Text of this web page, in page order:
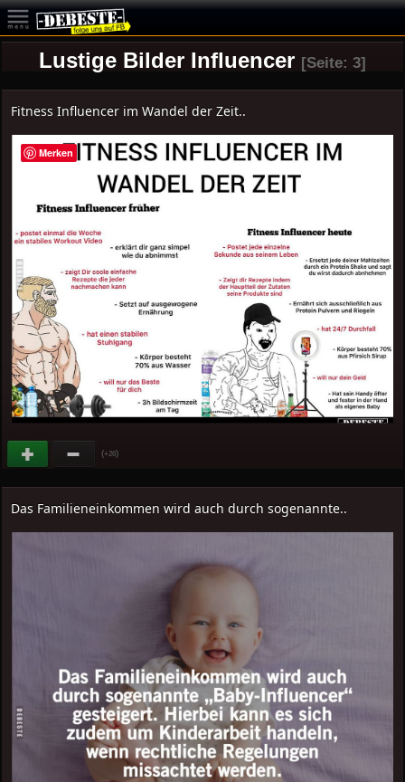
Lustige Bilder Influencer [Seite: 3]
Fitness Influencer im Wandel der Zeit..
(+26)
Das Familieneinkommen wird auch durch sogenannte..
Merken